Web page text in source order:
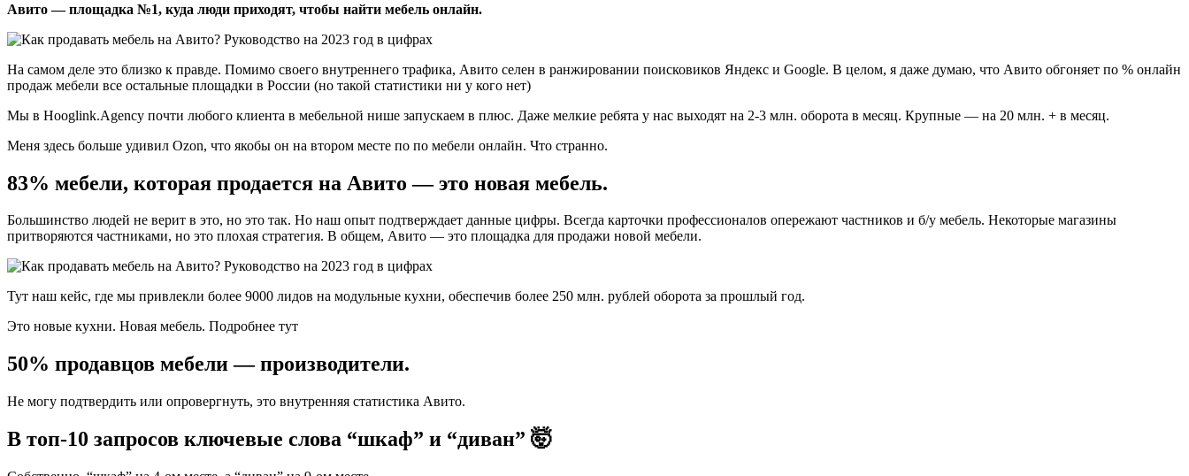
Авито — площадка №1, куда люди приходят, чтобы найти мебель онлайн.
На самом деле это близко к правде. Помимо своего внутреннего трафика, Авито селен в ранжировании поисковиков Яндекс и Google. В целом, я даже думаю, что Авито обгоняет по % онлайн
продаж мебели все остальные площадки в России (но такой статистики ни у кого нет)
Мы в Hooglink.Agency почти любого клиента в мебельной нише запускаем в плюс. Даже мелкие ребята у нас выходят на 2-3 млн. оборота в месяц. Крупные — на 20 млн. + в месяц.
Меня здесь больше удивил Ozon, что якобы он на втором месте по по мебели онлайн. Что странно.
83% мебели, которая продается на Авито — это новая мебель.
Большинство людей не верит в это, но это так. Но наш опыт подтверждает данные цифры. Всегда карточки профессионалов опережают частников и б/у мебель. Некоторые магазины
притворяются частниками, но это плохая стратегия. В общем, Авито — это площадка для продажи новой мебели.
Тут наш кейс, где мы привлекли более 9000 лидов на модульные кухни, обеспечив более 250 млн. рублей оборота за прошлый год.
Это новые кухни. Новая мебель. Подробнее тут
50% продавцов мебели — производители.
Не могу подтвердить или опровергнуть, это внутренняя статистика Авито.
В топ-10 запросов ключевые слова “шкаф” и “диван” 🤯